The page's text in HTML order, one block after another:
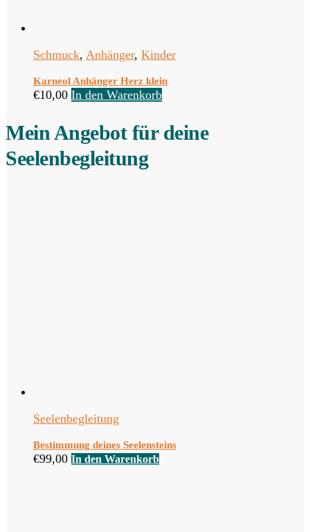
Schmuck, Anhänger, Kinder
Karneol Anhänger Herz klein
€10,00 In den Warenkorb
Mein Angebot für deine
Seelenbegleitung
Seelenbegleitung
Bestimmung deines Seelensteins
€99,00 In den Warenkorb